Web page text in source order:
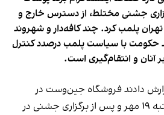
جشنی مختلط، از دسترس خارج و
پلمب کرد. چند کافه‌‌دار و شهروند
حکومت با سیاست پلمب درصدد کنترل
آنان و انتقام‌گیری است.
دادند فروشگاه جین‌وست در
خیابان فرشته تهران، شنبه ۱۹ مهر و پس از برگزاری جشنی در